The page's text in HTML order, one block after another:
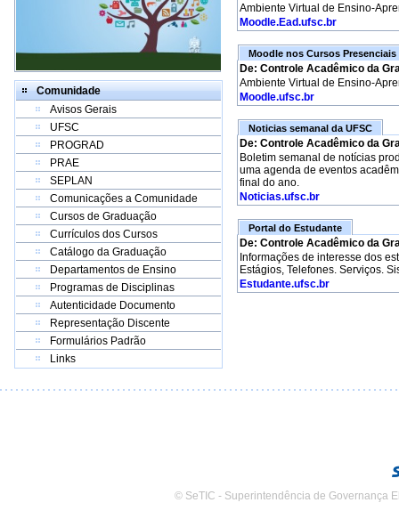
Comunidade
Avisos Gerais
UFSC
PROGRAD
PRAE
SEPLAN
Comunicações a Comunidade
Cursos de Graduação
Currículos dos Cursos
Catálogo da Graduação
Departamentos de Ensino
Programas de Disciplinas
Autenticidade Documento
Representação Discente
Formulários Padrão
Links
Ambiente Virtual de Ensino-
Moodle.Ead.ufsc.br
Moodle nos Cursos Presenciais
De: Controle Acadêmico da
Ambiente Virtual de Ensino-
Moodle.ufsc.br
Noticias semanal da UFSC
De: Controle Acadêmico da
Boletim semanal de notícias
uma agenda de eventos
final do ano.
Noticias.ufsc.br
Portal do Estudante
De: Controle Acadêmico da
Informações de interesse dos
Estágios, Telefones. Serviços.
Estudante.ufsc.br
© SeTIC - Superintendência de Governança